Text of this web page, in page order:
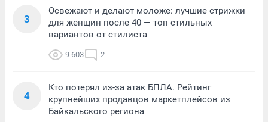
3
Освежают и делают моложе: лучшие стрижки
для женщин после 40 — топ стильных
вариантов от стилиста
9 603 2
4
Кто потерял из-за атак БПЛА. Рейтинг
крупнейших продавцов маркетплейсов из
Байкальского региона